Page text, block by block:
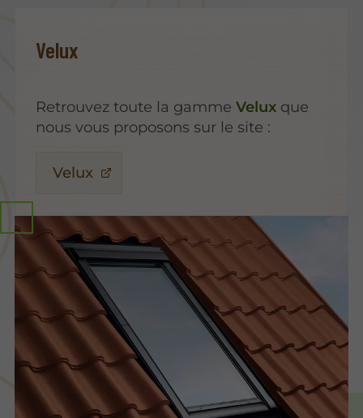
Velux
Retrouvez toute la gammeVelux que
nous vous proposons sur le site :
Velux